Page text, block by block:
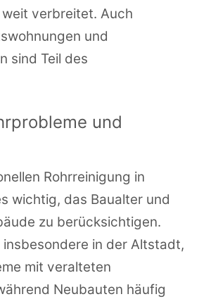
verbreitet. Auch
und
sind Teil des
und
Rohrreinigung in
wichtig, das Baualter und
zu berücksichtigen.
in der Altstadt,
mit veralteten
Neubauten häufig